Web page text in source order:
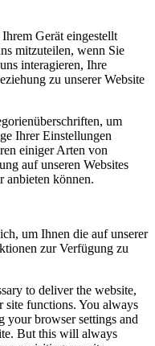
Gerät eingestellt
mitzuteilen, wenn Sie
interagieren, Ihre
zu unserer Website
um
Ihrer Einstellungen
einiger Arten von
auf unseren Websites
anbieten können.
um Ihnen die auf unserer
zur Verfügung zu
to deliver the website,
functions. You always
your browser settings and
But this will always